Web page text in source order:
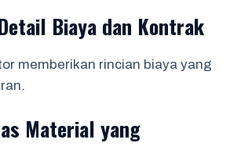
Biaya dan Kontrak
memberikan rincian biaya yang
Material yang